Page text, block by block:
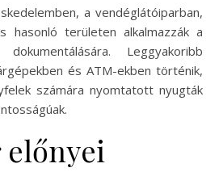
a vendéglátóiparban,
hasonló területen alkalmazzák a
Leggyakoribb
és ATM-ekben történik,
számára nyomtatott nyugták